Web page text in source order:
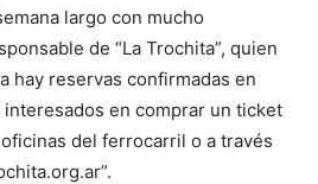
largo con mucho
de “La Trochita”, quien
hay reservas confirmadas en
interesados en comprar un ticket
del ferrocarril o a través